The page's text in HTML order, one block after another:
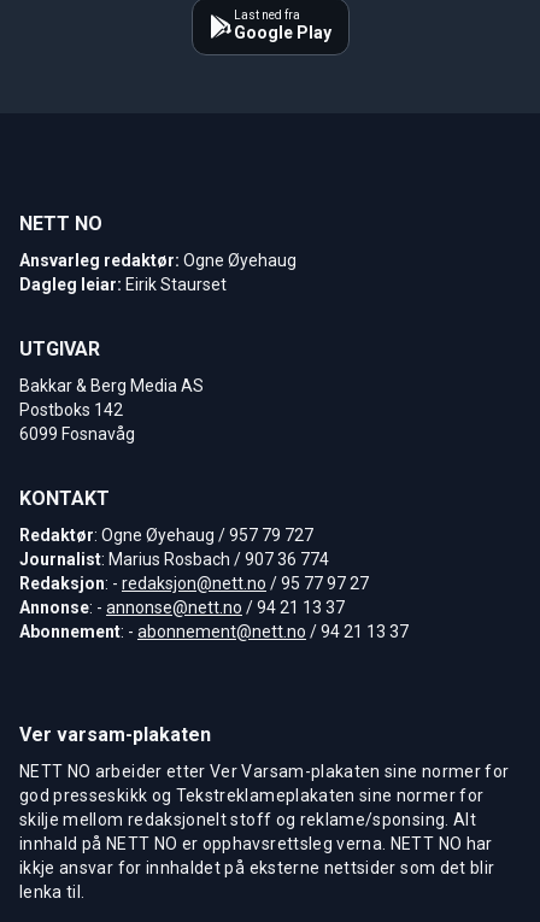
Last ned fra
Google Play
NETT NO
Ansvarleg redaktør: Ogne Øyehaug
Dagleg leiar: Eirik Staurset
UTGIVAR
Bakkar & Berg Media AS
Postboks 142
6099 Fosnavåg
KONTAKT
Redaktør: Ogne Øyehaug / 957 79 727
Journalist: Marius Rosbach / 907 36 774
Redaksjon: - redaksjon@nett.no / 95 77 97 27
Annonse: - annonse@nett.no / 94 21 13 37
Abonnement: - abonnement@nett.no / 94 21 13 37
Ver varsam-plakaten
NETT NO arbeider etter Ver Varsam-plakaten sine normer for
god presseskikk og Tekstreklameplakaten sine normer for
skilje mellom redaksjonelt stoff og reklame/sponsing. Alt
innhald på NETT NO er opphavsrettsleg verna. NETT NO har
ikkje ansvar for innhaldet på eksterne nettsider som det blir
lenka til.